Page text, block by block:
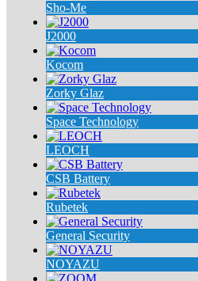
Sho-Me
J2000
Kocom
Zorky Glaz
Space Technology
LEOCH
CSB Battery
Rubetek
General Security
NOYAZU